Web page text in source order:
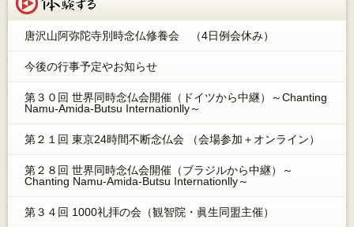
唐沢山阿弥陀寺別時念仏修養会 （4日例会休み）
今後の行事予定やお知らせ
第３０回 世界同時念仏会開催（ドイツから中継）～Chanting
Namu-Amida-Butsu Internationlly～
第２１回 東京24時間不断念仏会 （会場参加＋オンライン）
第２８回 世界同時念仏会開催（ブラジルから中継）～
Chanting Namu-Amida-Butsu Internationlly～
第３４回 1000礼拝の会（観智院・眞生同盟主催）